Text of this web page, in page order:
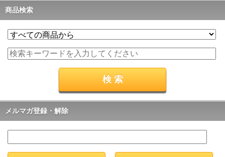
商品検索
メルマガ登録・解除